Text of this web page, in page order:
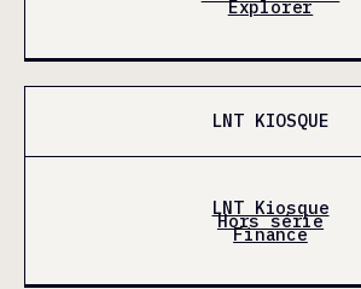
Explorer
LNT KIOSQUE
LNT Kiosque
Hors série
Finance